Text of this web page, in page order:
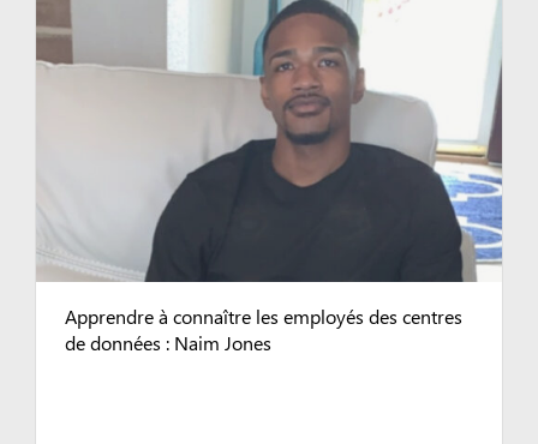
Apprendre à connaître les employés des centres
de données : Naim Jones